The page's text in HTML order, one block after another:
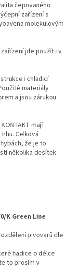
čepovaného
zařízení s
molekulovým
jde použít i v
i chladicí
materiály
a jsou zárukou
mají
Celková
že je to
několika desítek
K Green Line
pivovarů dle
hadice o délce
to prosím v